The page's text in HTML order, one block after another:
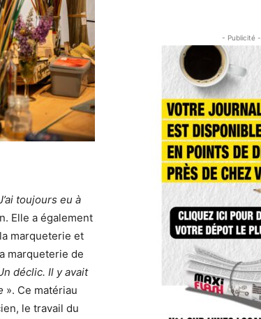
toujours eu à
Elle a également
marqueterie et
marqueterie de
déclic. Il y avait
». Ce matériau
le travail du
- Publicité -